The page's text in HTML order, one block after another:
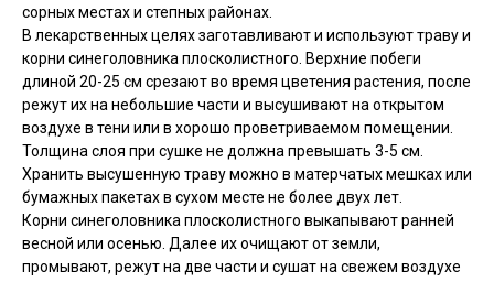
сорных местах и степных районах.
В лекарственных целях заготавливают и используют траву и
корни синеголовника плосколистного. Верхние побеги
длиной 20-25 см срезают во время цветения растения, после
режут их на небольшие части и высушивают на открытом
воздухе в тени или в хорошо проветриваемом помещении.
Толщина слоя при сушке не должна превышать 3-5 см.
Хранить высушенную траву можно в матерчатых мешках или
бумажных пакетах в сухом месте не более двух лет.
Корни синеголовника плосколистного выкапывают ранней
весной или осенью. Далее их очищают от земли,
промывают, режут на две части и сушат на свежем воздухе